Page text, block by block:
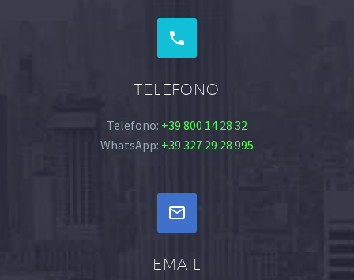


TELEFONO
Telefono: +39 800 14 28 32
WhatsApp: +39 327 29 28 995


EMAIL